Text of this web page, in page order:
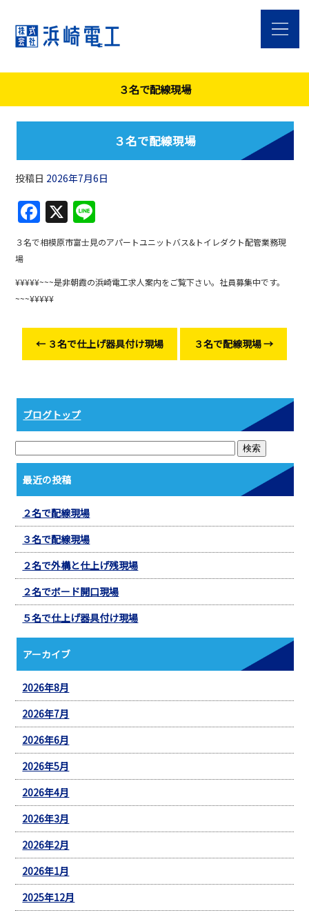
３名で配線現場
３名で配線現場
投稿日 2026年7月6日
F
a
c
e
b
o
o
k
X
n
e
３名で相模原市富士見のアパートユニットバス&トイレダクト配管業務現
場
¥¥¥¥¥~~~是非朝霞の浜崎電工求人案内をご覧下さい。社員募集中です。
~~~¥¥¥¥¥
← ３名で仕上げ器具付け現場 ３名で配線現場→
ブログトップ
最近の投稿
２名で配線現場
３名で配線現場
２名で外構と仕上げ残現場
２名でボード開口現場
５名で仕上げ器具付け現場
アーカイブ
2026年8月
2026年7月
2026年6月
2026年5月
2026年4月
2026年3月
2026年2月
2026年1月
2025年12月